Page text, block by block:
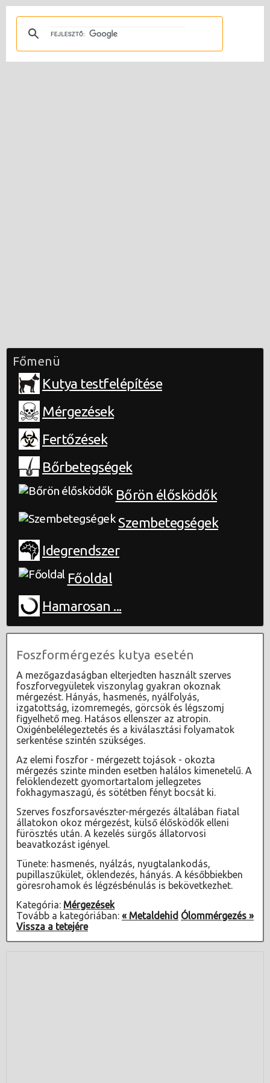
Főmenü
Kutya testfelépítése
Mérgezések
Fertőzések
Bőrbetegségek
Bőrön élősködők
Szembetegségek
Idegrendszer
Főoldal
Hamarosan ...
Foszformérgezés kutya esetén
A mezőgazdaságban elterjedten használt szerves
foszforvegyületek viszonylag gyakran okoznak
mérgezést. Hányás, hasmenés, nyálfolyás,
izgatottság, izomremegés, görcsök és légszomj
figyelhető meg. Hatásos ellenszer az atropin.
Oxigénbelélegeztetés és a kiválasztási folyamatok
serkentése szintén szükséges.
Az elemi foszfor - mérgezett tojások - okozta
mérgezés szinte minden esetben halálos kimenetelű. A
felöklendezett gyomortartalom jellegzetes
fokhagymaszagú, és sötétben fényt bocsát ki.
Szerves foszforsavészter-mérgezés általában fiatal
állatokon okoz mérgezést, külső élősködők elleni
fürösztés után. A kezelés sürgős állatorvosi
beavatkozást igényel.
Tünete: hasmenés, nyálzás, nyugtalankodás,
pupillaszűkület, öklendezés, hányás. A későbbiekben
göresrohamok és légzésbénulás is bekövetkezhet.
Kategória: Mérgezések
Tovább a kategóriában: « Metaldehid Ólommérgezés »
Vissza a tetejére